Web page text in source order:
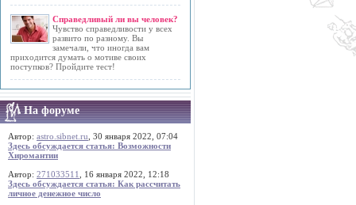
Справедливый ли вы человек?
Чувство справедливости у всех
развито по разному. Вы
замечали, что иногда вам
приходится думать о мотиве своих
поступков? Пройдите тест!
На форуме
Автор: astro.sibnet.ru , 30 января 2022, 07:04
Здесь обсуждается статья: Возможности
Хиромантии
Автор: 271033511
, 16 января 2022, 12:18
Здесь обсуждается статья: Как рассчитать
личное денежное число